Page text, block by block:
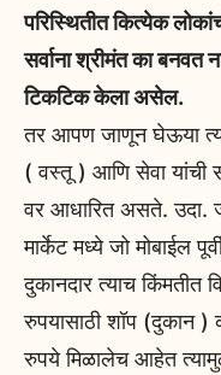
परिस्थितीत कित्येक
सर्वाना श्रीमंत का बनवत
टिकटिक केला असेल.
तर आपण जाणून घेऊया
( वस्तू ) आणि सेवा यांची
वर आधारित असते. उदा.
मार्केट मध्ये जो मोबाईल
दुकानदार त्याच किंमतीत
रुपयासाठी शॉप (दुकान )
रुपये मिळालेच आहेत